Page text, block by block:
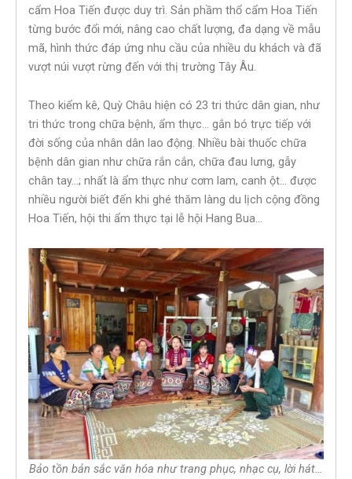
cẩm Hoa Tiến được duy trì. Sản phầm thổ cẩm Hoa Tiến
từng bước đổi mới, nâng cao chất lượng, đa dạng về mẫu
mã, hình thức đáp ứng nhu cầu của nhiều du khách và đã
vượt núi vượt rừng đến với thị trường Tây Âu.
Theo kiểm kê, Quỳ Châu hiện có 23 tri thức dân gian, như
tri thức trong chữa bệnh, ẩm thực… gắn bó trực tiếp với
đời sống của nhân dân lao động. Nhiều bài thuốc chữa
bệnh dân gian như chữa rắn cắn, chữa đau lưng, gẫy
chân tay…; nhất là ẩm thực như cơm lam, canh ột… được
nhiều người biết đến khi ghé thăm làng du lịch cộng đồng
Hoa Tiến, hội thi ẩm thực tại lễ hội Hang Bua…
Bảo tồn bản sắc văn hóa như trang phục, nhạc cụ, lời hát…